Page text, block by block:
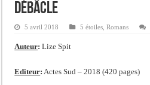
Débâcle
5 avril 2018 5 étoiles ,Romans
Auteur: Lize Spit
Editeur: Actes Sud – 2018 (420 pages)